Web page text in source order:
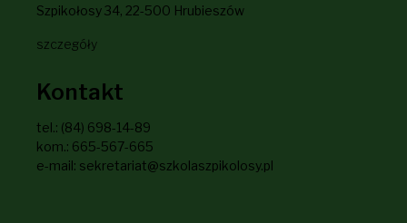
Szpikołosy 34, 22-500 Hrubieszów
szczegóły
Kontakt
tel.: (84) 698-14-89
kom.: 665-567-665
e-mail: sekretariat@szkolaszpikolosy.pl